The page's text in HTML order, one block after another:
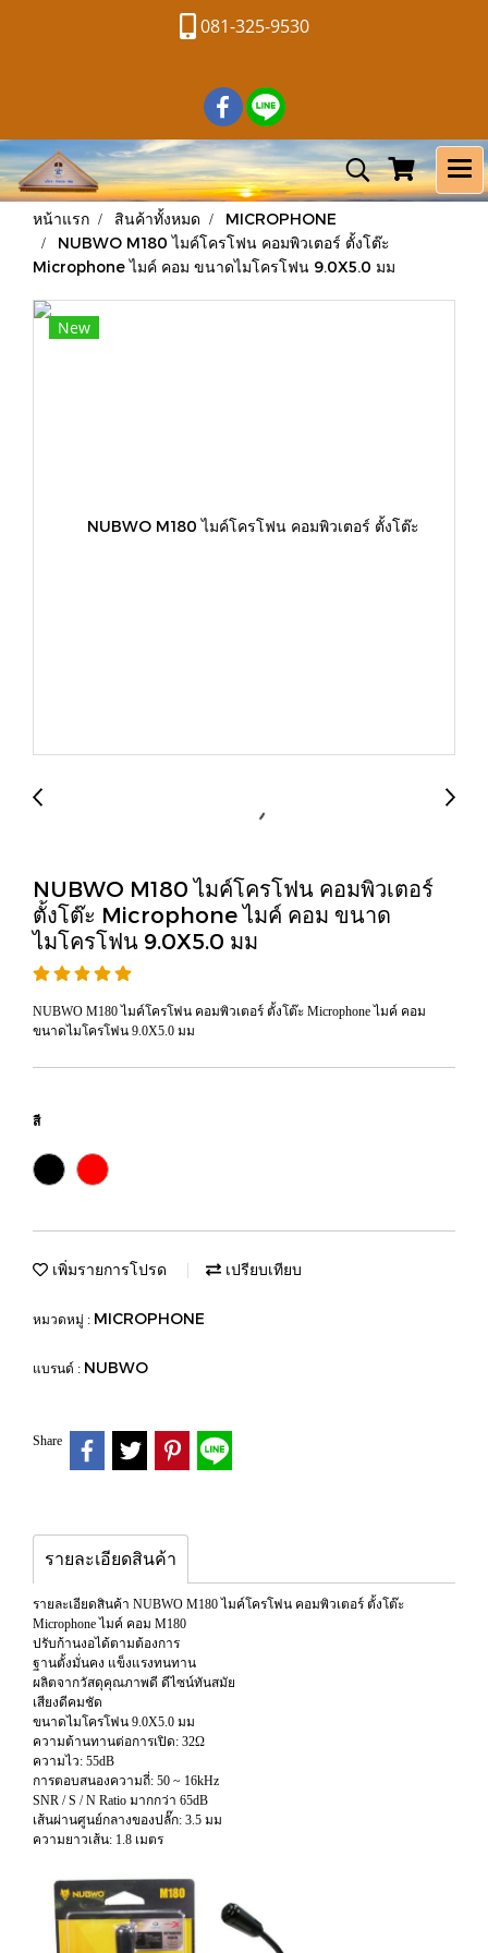
081-325-9530
หน้าแรก สินค้าทั้งหมด
MICROPHONE
NUBWO M180 ไมค์โครโฟน คอมพิวเตอร์ ตั้งโต๊ะ
Microphone ไมค์ คอม ขนาดไมโครโฟน 9.0X5.0 มม
New
NUBWO M180 ไมค์โครโฟน คอมพิวเตอร์
ตั้งโต๊ะ Microphone ไมค์ คอม ขนาด
ไมโครโฟน 9.0X5.0 มม
NUBWO M180 ไมค์โครโฟน คอมพิวเตอร์ ตั้งโต๊ะ Microphone ไมค์ คอม
ขนาดไมโครโฟน 9.0X5.0 มม
สี
เพิ่มรายการโปรด เปรียบเทียบ
หมวดหมู่ : MICROPHONE
แบรนด์ : NUBWO
Share
รายละเอียดสินค้า
รายละเอียดสินค้า NUBWO M180 ไมค์โครโฟน คอมพิวเตอร์ ตั้งโต๊ะ
Microphone ไมค์ คอม M180
ปรับก้านงอได้ตามต้องการ
ฐานตั้งมั่นคง แข็งแรงทนทาน
ผลิตจากวัสดุคุณภาพดี ดีไซน์ทันสมัย
เสียงดีคมชัด
ขนาดไมโครโฟน 9.0X5.0 มม
ความต้านทานต่อการเปิด: 32Ω
ความไว: 55dB
การตอบสนองความถี่: 50 ~ 16kHz
SNR / S / N Ratio มากกว่า 65dB
เส้นผ่านศูนย์กลางของปลั๊ก: 3.5 มม
ความยาวเส้น: 1.8 เมตร